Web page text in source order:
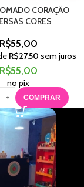
CORAÇÃO
CORES
R$55,00
R$27,50 sem juros
R$55,00
no pix
COMPRAR